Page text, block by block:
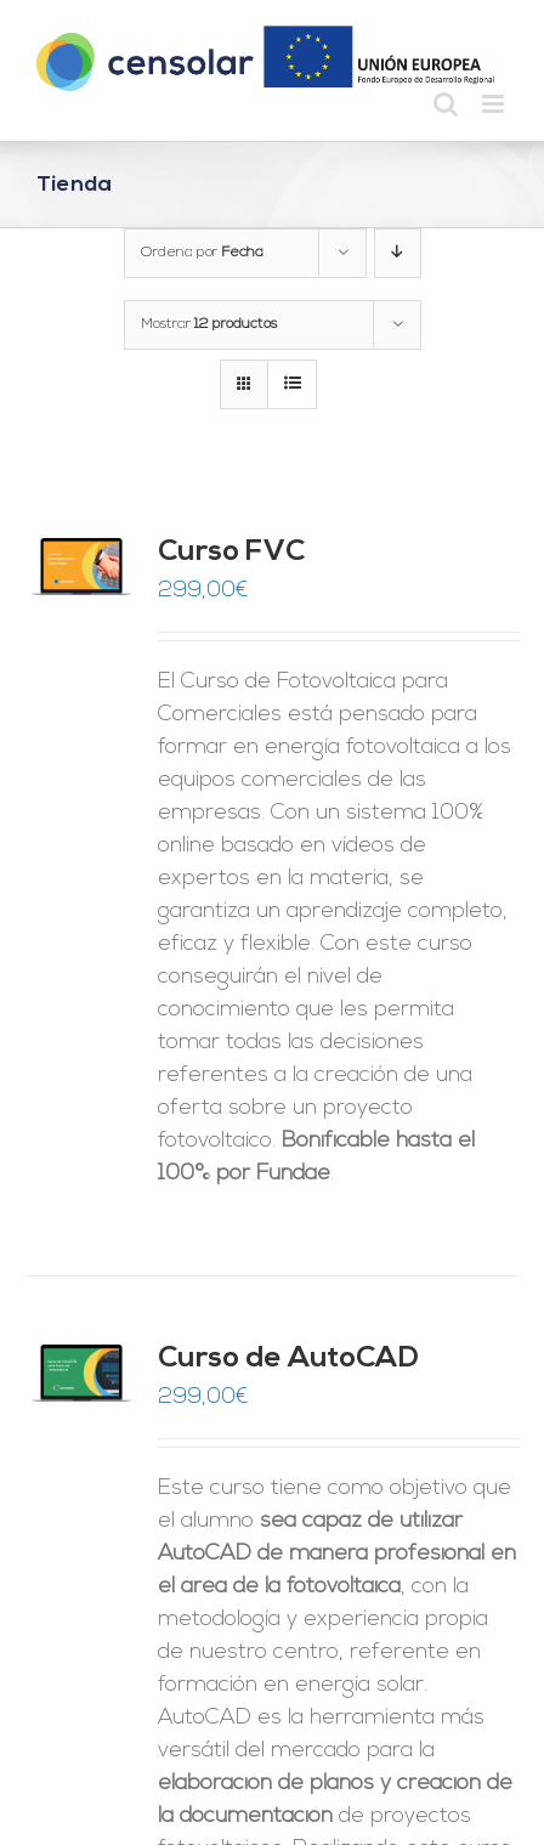
contenido
Tienda
Ordena por Fecha
Mostrar12 productos
Curso FVC
299,00€
El Curso de Fotovoltaica para
Comerciales está pensado para
formar en energía fotovoltaica a los
equipos comerciales de las
empresas. Con un sistema 100%
online basado en vídeos de
expertos en la materia, se
garantiza un aprendizaje completo,
eficaz y flexible. Con este curso
conseguirán el nivel de
conocimiento que les permita
tomar todas las decisiones
referentes a la creación de una
oferta sobre un proyecto
fotovoltaico. Bonificable hasta el
100% por Fundae.
Curso de AutoCAD
299,00€
Este curso tiene como objetivo que
el alumno sea capaz de utilizar
AutoCAD de manera profesional en
el área de la fotovoltaica, con la
metodología y experiencia propia
de nuestro centro, referente en
formación en energía solar.
AutoCAD es la herramienta más
versátil del mercado para la
elaboración de planos y creación de
la documentación de proyectos